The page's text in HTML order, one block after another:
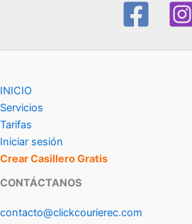
INICIO
Servicios
Tarifas
Iniciar sesión
Crear Casillero Gratis
CONTÁCTANOS
contacto@clickcourierec.com